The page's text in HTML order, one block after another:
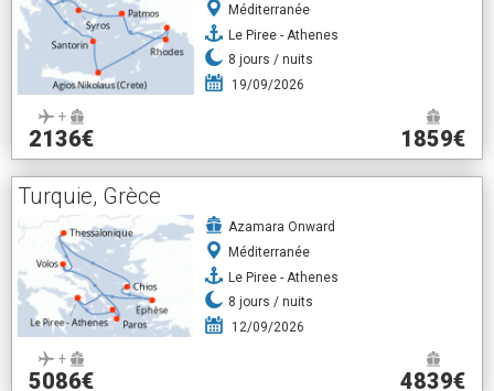
Méditerranée
Le Piree - Athenes
8 jours / nuits
19/09/2026
+
2136€ 1859€
Turquie, Grèce
Azamara Onward
Méditerranée
Le Piree - Athenes
8 jours / nuits
12/09/2026
+
5086€ 4839€